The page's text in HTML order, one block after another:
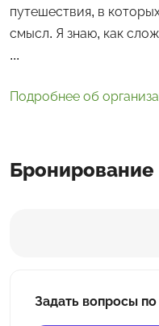
путешествия, в
смысл. Я знаю, как
...
Подробнее об
Бронирование
Задать вопросы по